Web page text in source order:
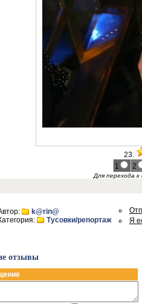
23.
1
2
Для перехода
k@rin@
Тусовки/репортаж
Я
отзывы